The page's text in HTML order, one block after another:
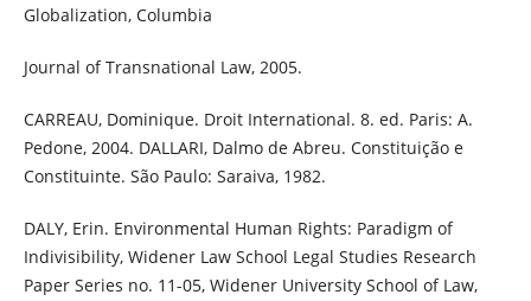
Globalization, Columbia
Journal of Transnational Law, 2005.
CARREAU, Dominique. Droit International. 8. ed. Paris: A.
Pedone, 2004. DALLARI, Dalmo de Abreu. Constituição e
Constituinte. São Paulo: Saraiva, 1982.
DALY, Erin. Environmental Human Rights: Paradigm of
Indivisibility, Widener Law School Legal Studies Research
Paper Series no. 11-05, Widener University School of Law,